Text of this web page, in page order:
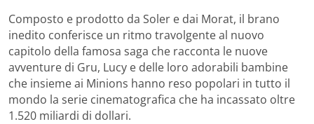
Composto e prodotto da Soler e dai Morat, il brano
inedito conferisce un ritmo travolgente al nuovo
capitolo della famosa saga che racconta le nuove
avventure di Gru, Lucy e delle loro adorabili bambine
che insieme ai Minions hanno reso popolari in tutto il
mondo la serie cinematografica che ha incassato oltre
1.520 miliardi di dollari.